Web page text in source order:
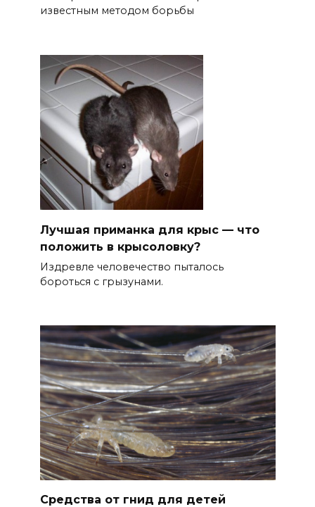
известным методом борьбы
Лучшая приманка для крыс — что
положить в крысоловку?
Издревле человечество пыталось
бороться с грызунами.
Средства от гнид для детей